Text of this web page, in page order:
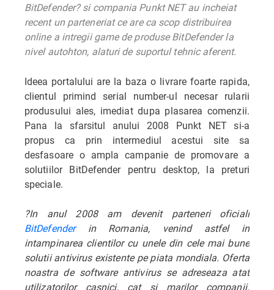
BitDefender? si compania Punkt NET au incheiat
recent un parteneriat ce are ca scop distribuirea
online a intregii game de produse BitDefender la
nivel autohton, alaturi de suportul tehnic aferent.
Ideea portalului are la baza o livrare foarte rapida,
clientul primind serial number-ul necesar rularii
produsului ales, imediat dupa plasarea comenzii.
Pana la sfarsitul anului 2008 Punkt NET si-a
propus ca prin intermediul acestui site sa
desfasoare o ampla campanie de promovare a
solutiilor BitDefender pentru desktop, la preturi
speciale.
?In anul 2008 am devenit parteneri oficiali
BitDefenderin Romania, venind astfel in
intampinarea clientilor cu unele din cele mai bune
solutii antivirus existente pe piata mondiala. Oferta
noastra de software antivirus se adreseaza atat
utilizatorilor casnici, cat si marilor companii.